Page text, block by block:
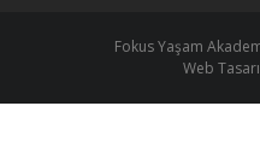
Fokus Yaşam
Web